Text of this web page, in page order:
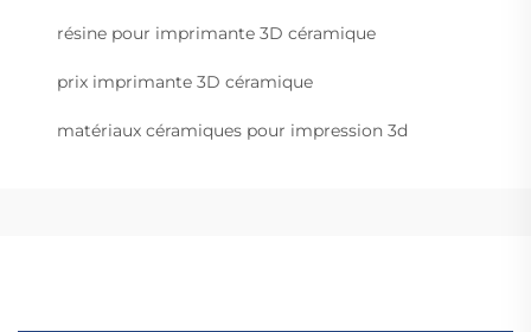
résine pour imprimante 3D céramique
prix imprimante 3D céramique
matériaux céramiques pour impression 3d